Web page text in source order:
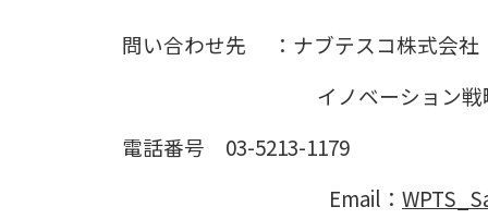
問い合わせ先 ：ナブテスコ株式会社
イノベーション戦略室
電話番号 03-5213-1179
Email：